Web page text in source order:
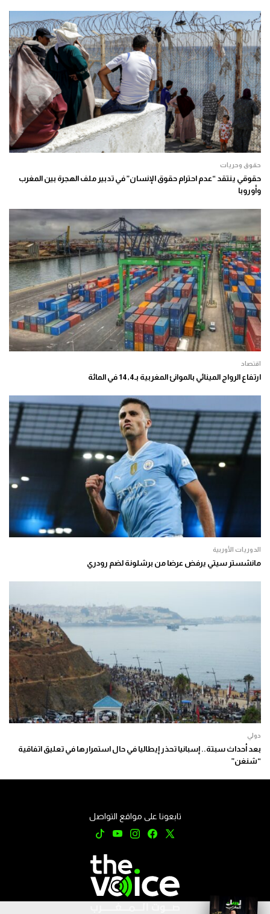
حقوق وحريات
حقوقي ينتقد “عدم احترام حقوق الإنسان” في تدبير ملف الهجرة بين المغرب
وأوروبا
اقتصاد
ارتفاع الرواج المينائي بالموانئ المغربية بـ14,4 في المائة
الدوريات الأوربية
مانشستر سيتي يرفض عرضا من برشلونة لضم رودري
دولي
بعد أحداث سبتة.. إسبانيا تحذر إيطاليا في حال استمرارها في تعليق اتفاقية
“شنغن”
تابعونا على مواقع التواصل